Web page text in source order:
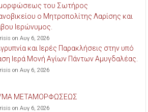
του Σωτήρος
ο Μητροπολίτης Λαρίσης και
Ιερώνυμος.
on Αυγ 6, 2026
και Ιερές Παρακλήσεις στην υπό
Ιερά Μονή Αγίων Πάντων Αμυγδαλέας.
on Αυγ 6, 2026
ΜΕΤΑΜΟΡΦΩΣΕΩΣ
on Αυγ 6, 2026